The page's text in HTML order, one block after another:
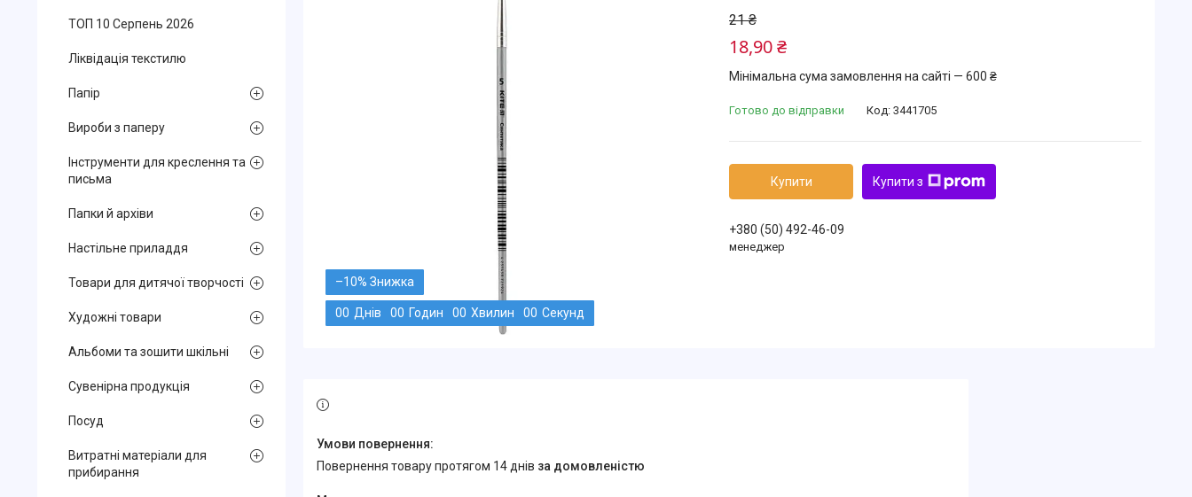
–10%
00 Днів 00 Годин 00 Хвилин 00 Секунд
21 ₴
18,90 ₴
Мінімальна сума замовлення на сайті — 600 ₴
Готово до відправки Код: 3441705
Купити Купити з
+380 (50) 492-46-09
менеджер
повернення товару протягом 14 днів за домовленістю
ТОП 10 Серпень 2026
Ліквідація текстилю
Папір
Вироби з паперу
Інструменти для креслення та
письма
Папки й архіви
Настільне приладдя
Товари для дитячої творчості
Художні товари
Альбоми та зошити шкільні
Сувенірна продукція
Посуд
Витратні матеріали для
прибирання